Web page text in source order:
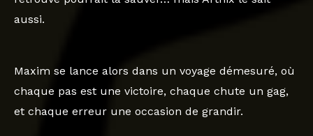
aussi.
Maxim se lance alors dans un voyage démesuré, où
chaque pas est une victoire, chaque chute un gag,
et chaque erreur une occasion de grandir.